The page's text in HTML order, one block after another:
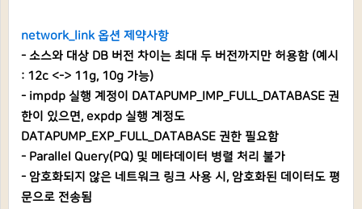
network_link 옵션 제약사항
- 소스와 대상 DB 버전 차이는 최대 두 버전까지만 허용함 (예시
: 12c <-> 11g, 10g 가능)
- impdp 실행 계정이 DATAPUMP_IMP_FULL_DATABASE 권
한이 있으면, expdp 실행 계정도
DATAPUMP_EXP_FULL_DATABASE 권한 필요함
- Parallel Query(PQ) 및 메타데이터 병렬 처리 불가
- 암호화되지 않은 네트워크 링크 사용 시, 암호화된 데이터도 평
문으로 전송됨